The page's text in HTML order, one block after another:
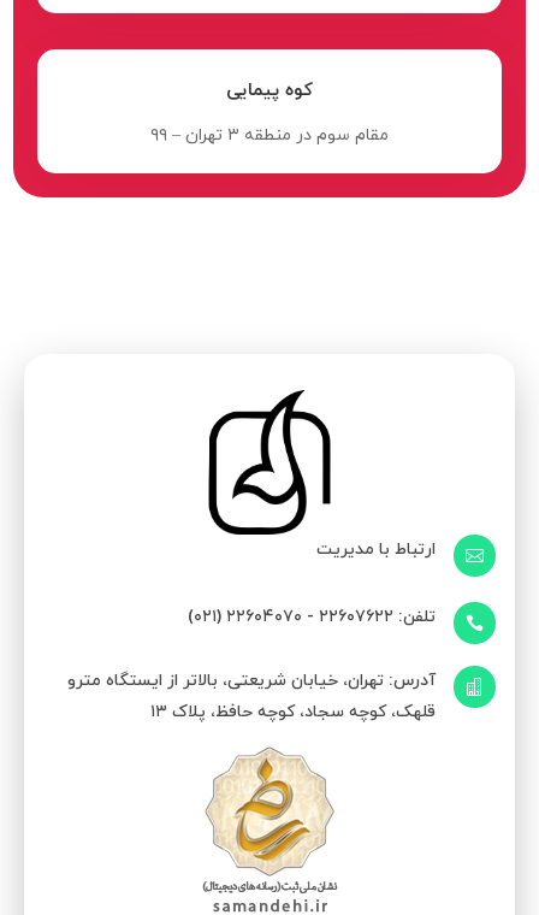
کوه پیمایی
مقام سوم در منطقه ۳ تهران – ۹۹
 ارتباط با مدیریت
 تلفن: ۲۲۶۰۷۶۲۲ - ۲۲۶۰۴۰۷۰ (۰۲۱)

آدرس: تهران، خیابان شریعتی، بالاتر از ایستگاه مترو
قلهک، کوچه سجاد، کوچه حافظ، پلاک ۱۳